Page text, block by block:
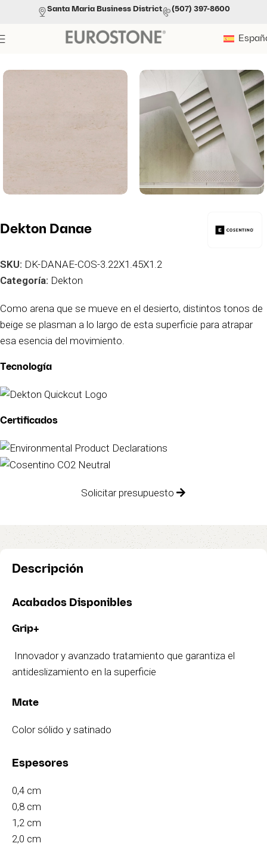
Santa Maria Business District (507) 397-8600
Dekton Danae
SKU: DK-DANAE-COS-3.22X1.45X1.2
Categoría: Dekton
Como arena que se mueve en el desierto, distintos tonos de
beige se plasman a lo largo de esta superficie para atrapar
esa esencia del movimiento.
Tecnología
Certificados
Solicitar presupuesto
Descripción
Acabados Disponibles
Grip+
Innovador y avanzado tratamiento que garantiza el
antideslizamiento en la superficie
Mate
Color sólido y satinado
Espesores
0,4 cm
0,8 cm
1,2 cm
2,0 cm